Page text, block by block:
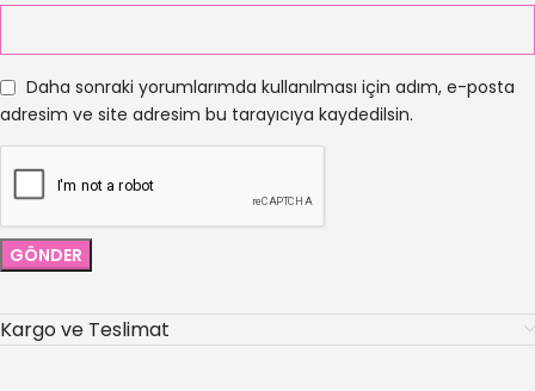
Daha sonraki yorumlarımda kullanılması için adım, e-posta
adresim ve site adresim bu tarayıcıya kaydedilsin.
Kargo ve Teslimat